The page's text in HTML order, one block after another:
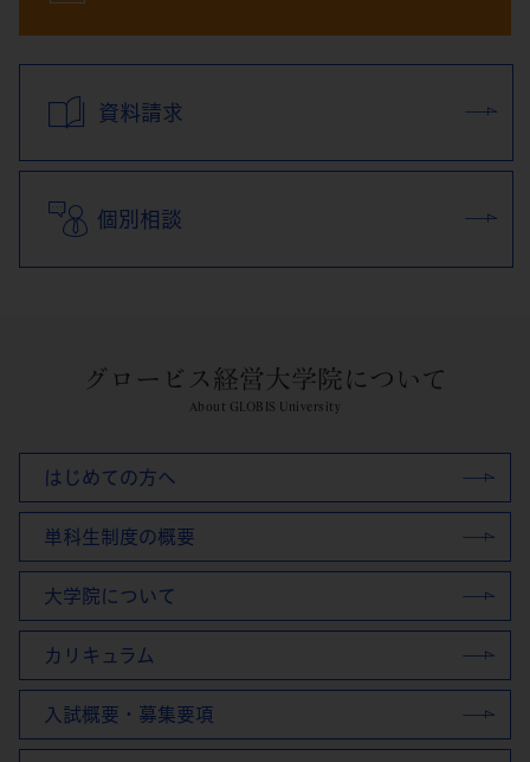
資料請求
個別相談
グロービス経営大学院について
About GLOBIS University
はじめての方へ
単科生制度の概要
大学院について
カリキュラム
入試概要・募集要項